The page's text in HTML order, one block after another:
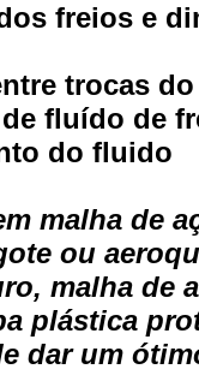
freios e
trocas
fluído de
do fluido
malha de
ou
malha de
plástica
dar um